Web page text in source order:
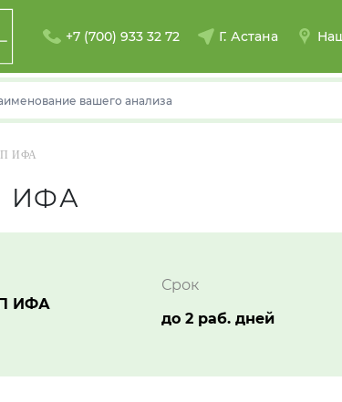
+7 (700) 933 32 72 Г. Астана
ИФА
ИФА
ИФА
Срок
до 2 раб. дней